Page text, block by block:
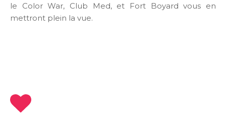
le Color War, Club Med, et Fort Boyard vous en
mettront plein la vue.